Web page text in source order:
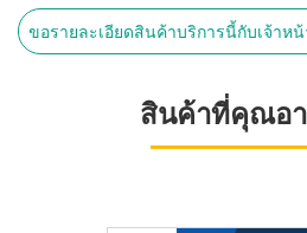
ขอรายละเอียดสินค้าบริการนี้กับเจ้าหน้
สินค้าที่คุณอ